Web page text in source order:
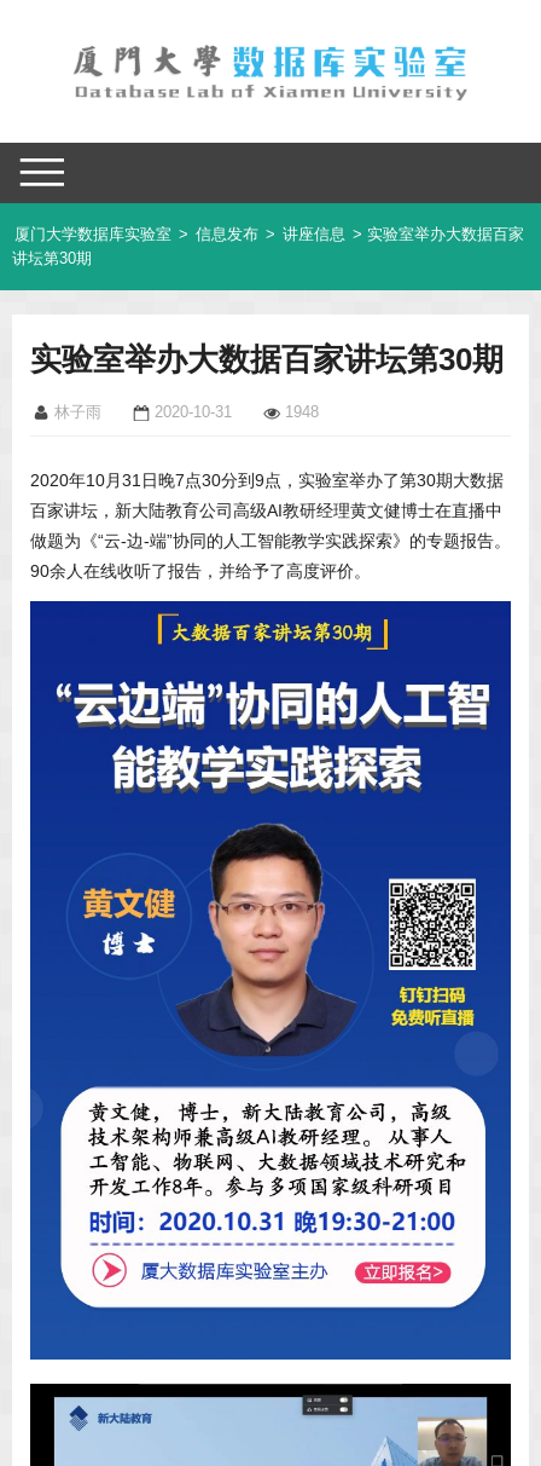
厦门大学数据库实验室 > 信息发布 > 讲座信息 > 实验室举办大数据百家
讲坛第30期
实验室举办大数据百家讲坛第30期
林子雨 2020-10-31 1948
2020年10月31日晚7点30分到9点，实验室举办了第30期大数据
百家讲坛，新大陆教育公司高级AI教研经理黄文健博士在直播中
做题为《“云-边-端”协同的人工智能教学实践探索》的专题报告。
90余人在线收听了报告，并给予了高度评价。